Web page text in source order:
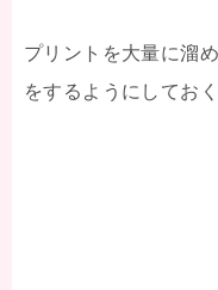
プリントを大量に溜
をするようにしてお